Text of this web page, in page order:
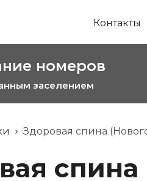
Контакты
номеров
заселением
Здоровая спина